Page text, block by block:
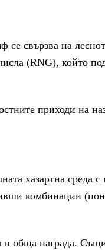
се свързва на
(RNG), който
приходи на
хазартна среда с
комбинации
в обща награда.